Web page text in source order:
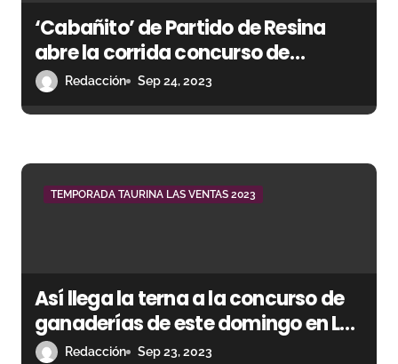
‘Cabañito’ de Partido de Resina
abre la corrida concurso de
ganaderías
Redacción Sep 24, 2023
TEMPORADA TAURINA LAS VENTAS 2023
Así llega la terna a la concurso de
ganaderías de este domingo en Las
Ventas
Redacción Sep 23, 2023